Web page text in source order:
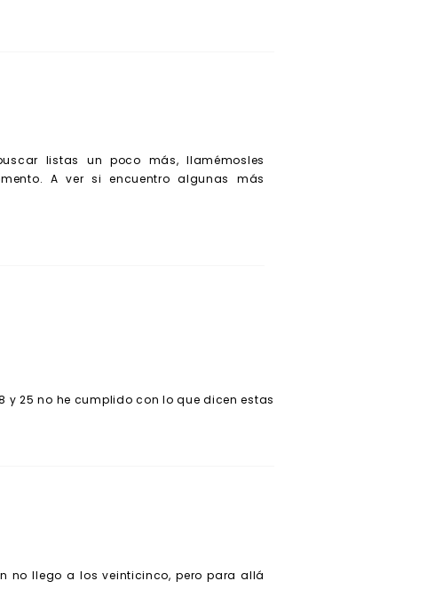
listas un poco más, llamémosles
A ver si encuentro algunas más
y 25 no he cumplido con lo que dicen estas
no llego a los veinticinco, pero para allá